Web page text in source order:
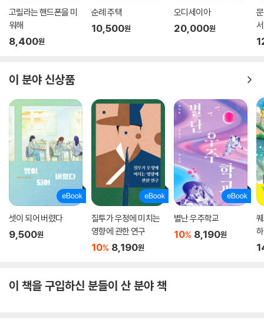
고릴라는 핸드폰을 미
워해
8,400원
순례 주택
10,500원
오디세이아
20,000원
서
이 분야 신상품
셋이 되어 버렸다
9,500원
질투가 우정에 미치는
영향에 관한 연구
10% 8,190원
별난 우주학교
10% 8,190원
이 책을 구입하신 분들이 산 분야 책